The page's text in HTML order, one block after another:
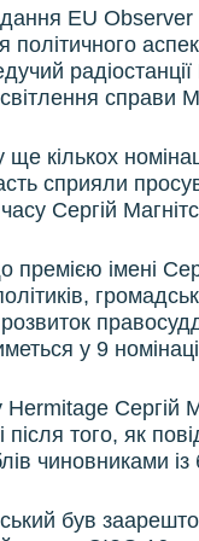
EU
політичного
справи
кількох
сприяли
Сергій
премією імені
у 9
Сергій
після того, як
чиновниками із
був